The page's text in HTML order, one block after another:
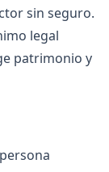
sin seguro.
legal
patrimonio y